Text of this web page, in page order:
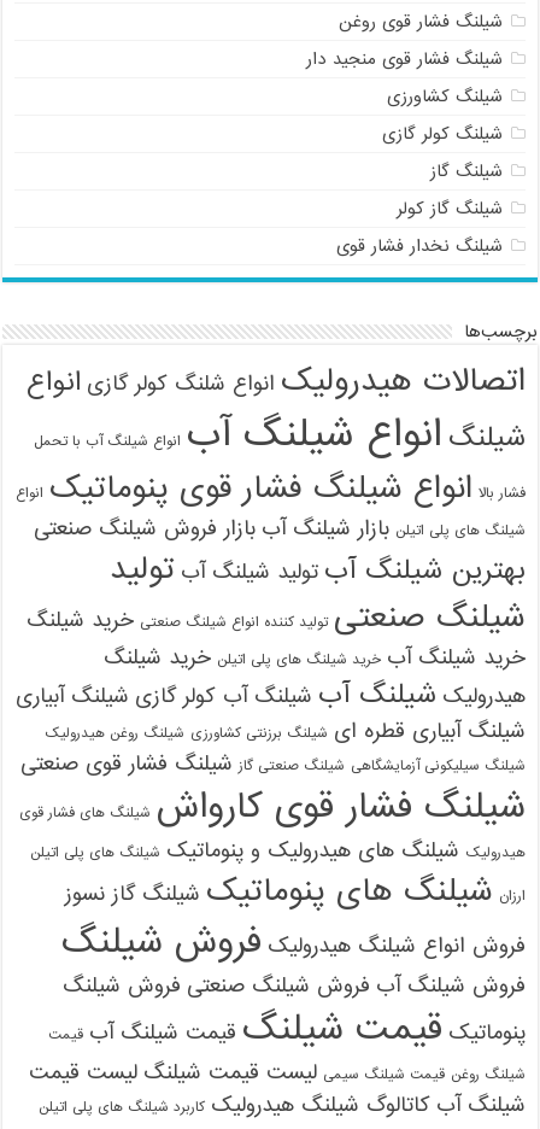
شیلنگ فشار قوی روغن
شیلنگ فشار قوی منجید دار
شیلنگ کشاورزی
شیلنگ کولر گازی
شیلنگ گاز
شیلنگ گاز کولر
شیلنگ نخدار فشار قوی
برچسب‌ها
اتصالات هیدرولیک انواع شلنگ کولر گازی انواع
شیلنگ انواع شیلنگ آب انواع شیلنگ آب با تحمل
فشار بالا انواع شیلنگ فشار قوی پنوماتیک انواع
شیلنگ های پلی اتیلن بازار شیلنگ آب بازار فروش شیلنگ صنعتی
بهترین شیلنگ آب تولید شیلنگ آب تولید
شیلنگ صنعتی تولید کننده انواع شیلنگ صنعتی خرید شیلنگ
خرید شیلنگ آب خرید شیلنگ های پلی اتیلن خرید شیلنگ
هیدرولیک شیلنگ آب شیلنگ آب کولر گازی شیلنگ آبیاری
شیلنگ آبیاری قطره ای شیلنگ برزنتی کشاورزی شیلنگ روغن هیدرولیک
شیلنگ سیلیکونی آزمایشگاهی شیلنگ صنعتی گاز شیلنگ فشار قوی صنعتی
شیلنگ فشار قوی کارواش شیلنگ های فشار قوی
هیدرولیک شیلنگ های هیدرولیک و پنوماتیک شیلنگ های پلی اتیلن
ارزان شیلنگ های پنوماتیک شیلنگ گاز نسوز
فروش انواع شیلنگ هیدرولیک فروش شیلنگ
فروش شیلنگ آب فروش شیلنگ صنعتی فروش شیلنگ
پنوماتیک قیمت شیلنگ قیمت شیلنگ آب قیمت
شیلنگ روغن قیمت شیلنگ سیمی لیست قیمت شیلنگ لیست قیمت
شیلنگ آب کاتالوگ شیلنگ هیدرولیک کاربرد شیلنگ های پلی اتیلن